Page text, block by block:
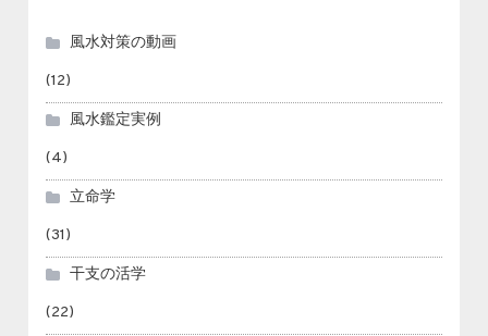
風水対策の動画
(12)
風水鑑定実例
(4)
立命学
(31)
干支の活学
(22)